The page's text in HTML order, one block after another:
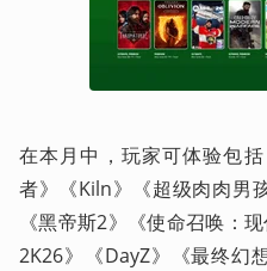
在本月中，玩家可体验包
者》《Kiln》《超级肉肉男
《黑帝斯2》《使命召唤：
2K26》《DayZ》《最终幻